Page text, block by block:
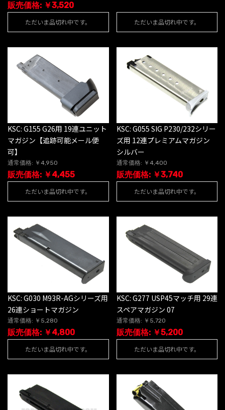
販売価格: ￥3,520
ただいま品切れ中です。 ただいま品切れ中です。
KSC: G155 G26用 19連ユニット
マガジン【追跡可能メール便
可】
通常価格: ￥4,950
販売価格: ￥4,455
ただいま品切れ中です。
KSC: G055 SIG P230/232シリー
ズ用 12連プレミアムマガジン
シルバー
通常価格: ￥4,400
販売価格: ￥3,740
ただいま品切れ中です。
KSC: G030 M93R-AGシリーズ用
26連ショートマガジン
通常価格: ￥5,280
販売価格: ￥4,800
ただいま品切れ中です。
KSC: G277 USP45マッチ用 29連
スペアマガジン 07
通常価格: ￥5,720
販売価格: ￥5,200
ただいま品切れ中です。